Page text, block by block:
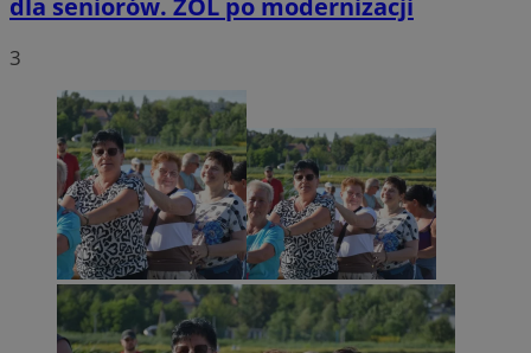
dla seniorów. ZOL po modernizacji
3